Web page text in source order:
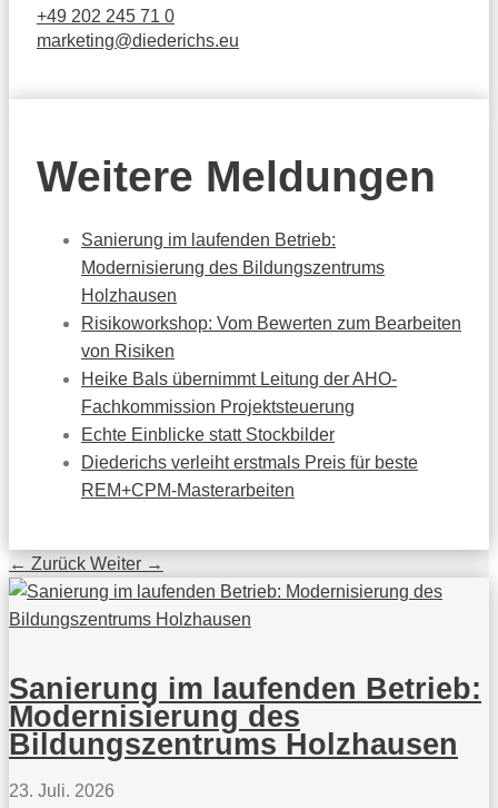
+49 202 245 71 0
marketing@diederichs.eu
Weitere Meldungen
Sanierung im laufenden Betrieb:
Modernisierung des Bildungszentrums
Holzhausen
Risikoworkshop: Vom Bewerten zum Bearbeiten
von Risiken
Heike Bals übernimmt Leitung der AHO-
Fachkommission Projektsteuerung
Echte Einblicke statt Stockbilder
Diederichs verleiht erstmals Preis für beste
REM+CPM-Masterarbeiten
← Zurück Weiter →
Sanierung im laufenden Betrieb:
Modernisierung des
Bildungszentrums Holzhausen
23. Juli. 2026